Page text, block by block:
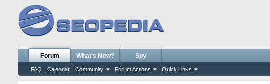
Forum
FAQ Calendar Community Forum Actions Quick Links
What's New? Spy